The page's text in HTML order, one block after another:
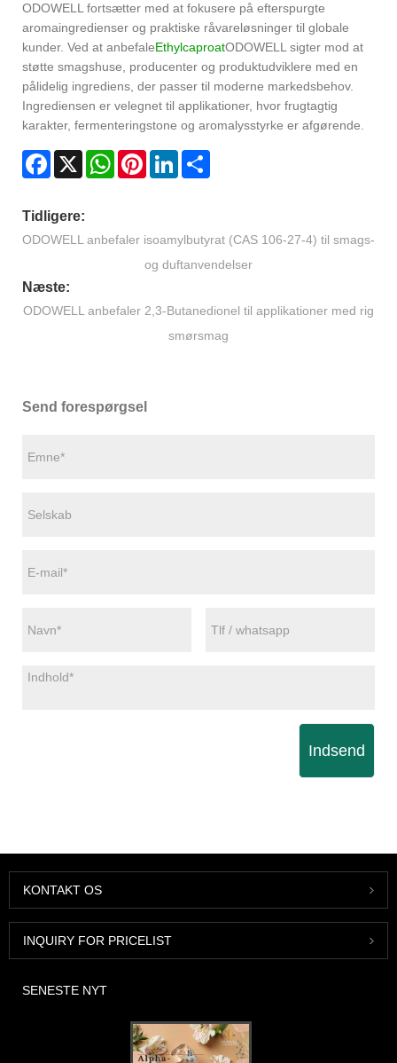
ODOWELL fortsætter med at fokusere på efterspurgte
aromaingredienser og praktiske råvareløsninger til globale
kunder. Ved at anbefaleEthylcaproatODOWELL sigter mod at
støtte smagshuse, producenter og produktudviklere med en
pålidelig ingrediens, der passer til moderne markedsbehov.
Ingrediensen er velegnet til applikationer, hvor frugtagtig
karakter, fermenteringstone og aromalysstyrke er afgørende.
Facebook
X WhatsAppPinterestLinkedIn
Tidligere:
ODOWELL anbefaler isoamylbutyrat (CAS 106-27-4) til smags-
og duftanvendelser
Næste:
ODOWELL anbefaler 2,3-Butanedionel til applikationer med rig
smørsmag
Send forespørgsel
Indsend
KONTAKT OS
INQUIRY FOR PRICELIST
SENESTE NYT